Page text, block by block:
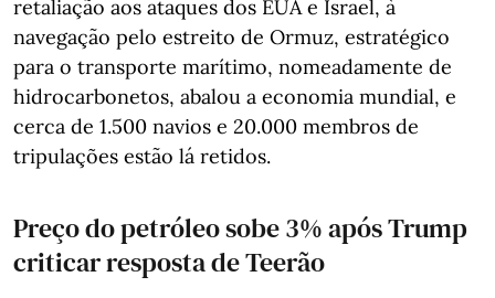
retaliação aos ataques dos EUA e Israel, à
navegação pelo estreito de Ormuz, estratégico
para o transporte marítimo, nomeadamente de
hidrocarbonetos, abalou a economia mundial, e
cerca de 1.500 navios e 20.000 membros de
tripulações estão lá retidos.
Preço do petróleo sobe 3% após Trump
criticar resposta de Teerão